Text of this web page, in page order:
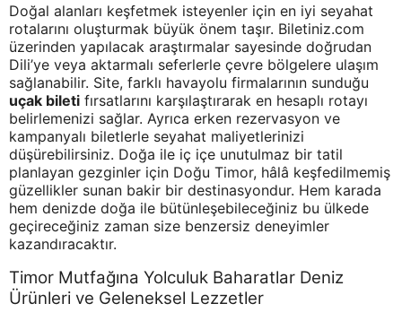
Doğal alanları keşfetmek isteyenler için en iyi seyahat
rotalarını oluşturmak büyük önem taşır. Biletiniz.com
üzerinden yapılacak araştırmalar sayesinde doğrudan
Dili’ye veya aktarmalı seferlerle çevre bölgelere ulaşım
sağlanabilir. Site, farklı havayolu firmalarının sunduğu
uçak bileti fırsatlarını karşılaştırarak en hesaplı rotayı
belirlemenizi sağlar. Ayrıca erken rezervasyon ve
kampanyalı biletlerle seyahat maliyetlerinizi
düşürebilirsiniz. Doğa ile iç içe unutulmaz bir tatil
planlayan gezginler için Doğu Timor, hâlâ keşfedilmemiş
güzellikler sunan bakir bir destinasyondur. Hem karada
hem denizde doğa ile bütünleşebileceğiniz bu ülkede
geçireceğiniz zaman size benzersiz deneyimler
kazandıracaktır.
Timor Mutfağına Yolculuk Baharatlar Deniz
Ürünleri ve Geleneksel Lezzetler